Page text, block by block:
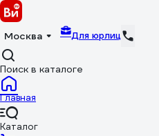
Москва Для юрлиц
Поиск в каталоге
Главная
Каталог